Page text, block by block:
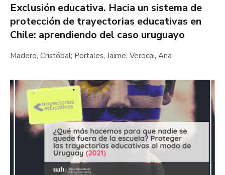
Exclusión educativa. Hacia un sistema de
protección de trayectorias educativas en
Chile: aprendiendo del caso uruguayo
Madero, Cristóbal; Portales, Jaime; Verocai, Ana